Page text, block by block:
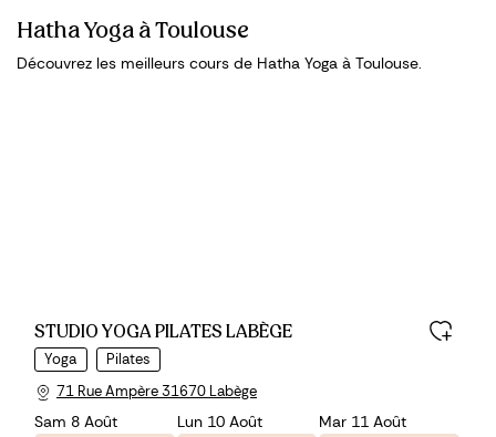
Hatha Yoga à Toulouse
Découvrez les meilleurs cours de Hatha Yoga à Toulouse.
STUDIO YOGA PILATES LABÈGE
Yoga
Pilates
71 Rue Ampère 31670 Labège
Sam 8 Août
Lun 10 Août
Mar 11 Août